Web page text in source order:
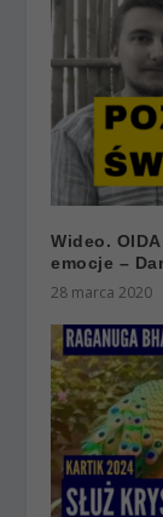
Wideo.
emocje –
28 marca 2020